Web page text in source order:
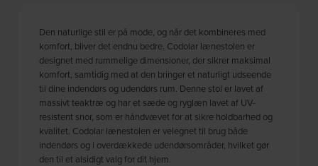
Den naturlige stil er på mode, og når det kombineres med
komfort, bliver det endnu bedre. Codolar lænestolen er
designet med rummelige dimensioner, der sikrer maksimal
komfort, samtidig med at den bringer et naturligt udseende
til dine indendørs og udendørs rum. Denne stol er lavet af
massivt teaktræ og har et sæde og ryglæn lavet af UV-
resistent snor, som er håndvævet for at sikre holdbarhed og
kvalitet. Codolar lænestolen er velegnet til brug både
indendørs og i overdækkede udendørsområder, hvilket gør
den til et alsidigt valg for dit hjem.